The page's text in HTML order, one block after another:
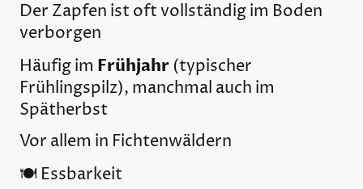
Der Zapfen ist oft vollständig im Boden
verborgen
Häufig im Frühjahr (typischer
Frühlingspilz), manchmal auch im
Spätherbst
Vor allem in Fichtenwäldern
🍽️ Essbarkeit